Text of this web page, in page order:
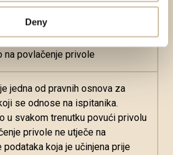
Deny
privoli ispitanika.
na povlačenje privole
jedna od pravnih osnova za
se odnose na ispitanika.
u svakom trenutku povući privolu
privole ne utječe na
koja je učinjena prije